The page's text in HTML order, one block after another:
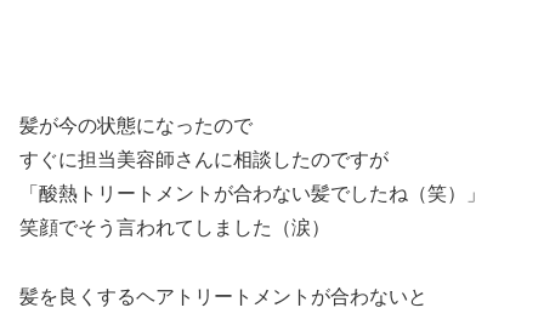
髪が今の状態になったので
すぐに担当美容師さんに相談したのですが
「酸熱トリートメントが合わない髪でしたね（笑）」
笑顔でそう言われてしました（涙）
髪を良くするヘアトリートメントが合わないと